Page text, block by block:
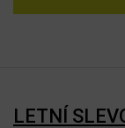
LETNÍ